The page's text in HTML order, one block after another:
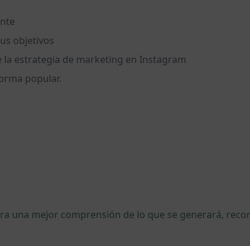
objetivos
estrategia de marketing en Instagram
popular.
una mejor comprensión de lo que se generará,